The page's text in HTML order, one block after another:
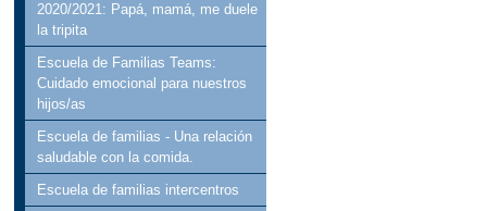
2020/2021: Papá, mamá, me duele
la tripita
Escuela de Familias Teams:
Cuidado emocional para nuestros
hijos/as
Escuela de familias - Una relación
saludable con la comida.
Escuela de familias intercentros